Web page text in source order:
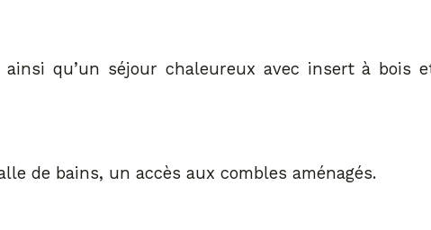
qu’un séjour chaleureux avec insert à bois
de bains, un accès aux combles aménagés.